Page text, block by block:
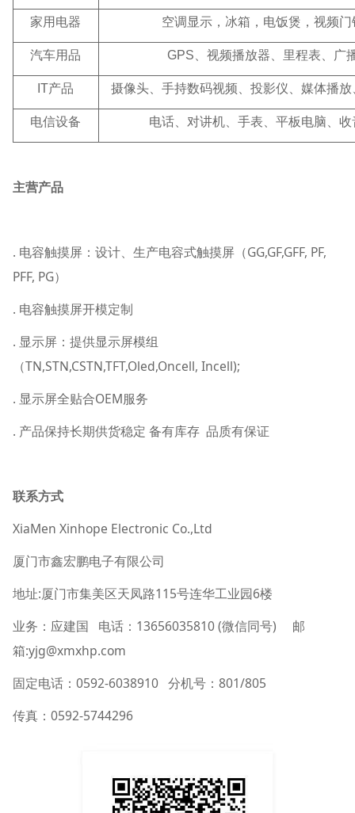
家用电器 空调显示，冰箱，电饭煲，视频门
汽车用品 GPS、视频播放器、里程表、广
IT产品 摄像头、手持数码视频、投影仪、媒体播
电信设备 电话、对讲机、手表、平板电脑、收
主营产品
. 电容触摸屏：设计、生产电容式触摸屏（GG,GF,GFF, PF,
PFF, PG）
. 电容触摸屏开模定制
. 显示屏：提供显示屏模组
（TN,STN,CSTN,TFT,Oled,Oncell, Incell);
. 显示屏全贴合OEM服务
. 产品保持长期供货稳定 备有库存 品质有保证
联系方式
XiaMen Xinhope Electronic Co.,Ltd
厦门市鑫宏鹏电子有限公司
地址:厦门市集美区天凤路115号连华工业园6楼
业务：应建国 电话：13656035810 (微信同号) 邮
箱:yjg@xmxhp.com
固定电话：0592-6038910 分机号：801/805
传真：0592-5744296